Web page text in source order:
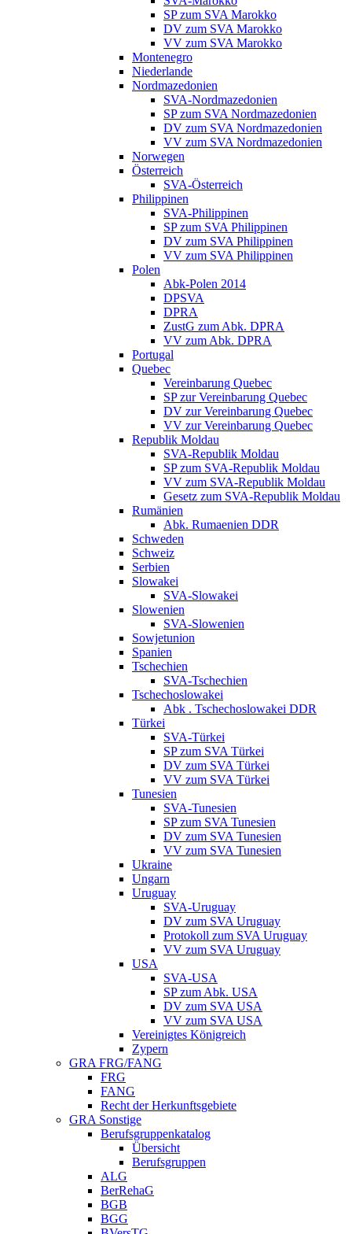
SP zum SVA Marokko
DV zum SVA Marokko
VV zum SVA Marokko
Montenegro
Niederlande
Nordmazedonien
SVA-Nordmazedonien
SP zum SVA Nordmazedonien
DV zum SVA Nordmazedonien
VV zum SVA Nordmazedonien
Norwegen
Österreich
SVA-Österreich
Philippinen
SVA-Philippinen
SP zum SVA Philippinen
DV zum SVA Philippinen
VV zum SVA Philippinen
Polen
Abk-Polen 2014
DPSVA
DPRA
ZustG zum Abk. DPRA
VV zum Abk. DPRA
Portugal
Quebec
Vereinbarung Quebec
SP zur Vereinbarung Quebec
DV zur Vereinbarung Quebec
VV zur Vereinbarung Quebec
Republik Moldau
SVA-Republik Moldau
SP zum SVA-Republik Moldau
VV zum SVA-Republik Moldau
Gesetz zum SVA-Republik Moldau
Rumänien
Abk. Rumaenien DDR
Schweden
Schweiz
Serbien
Slowakei
SVA-Slowakei
Slowenien
SVA-Slowenien
Sowjetunion
Spanien
Tschechien
SVA-Tschechien
Tschechoslowakei
Abk . Tschechoslowakei DDR
Türkei
SVA-Türkei
SP zum SVA Türkei
DV zum SVA Türkei
VV zum SVA Türkei
Tunesien
SVA-Tunesien
SP zum SVA Tunesien
DV zum SVA Tunesien
VV zum SVA Tunesien
Ukraine
Ungarn
Uruguay
SVA-Uruguay
DV zum SVA Uruguay
Protokoll zum SVA Uruguay
VV zum SVA Uruguay
USA
SVA-USA
SP zum Abk. USA
DV zum SVA USA
VV zum SVA USA
Vereinigtes Königreich
Zypern
GRA FRG/FANG
FRG
FANG
Recht der Herkunftsgebiete
GRA Sonstige
Berufsgruppenkatalog
Übersicht
Berufsgruppen
ALG
BerRehaG
BGB
BGG